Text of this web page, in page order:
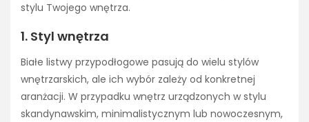
stylu Twojego wnętrza.
1. Styl wnętrza
Białe listwy przypodłogowe pasują do wielu stylów
wnętrzarskich, ale ich wybór zależy od konkretnej
aranżacji. W przypadku wnętrz urządzonych w stylu
skandynawskim, minimalistycznym lub nowoczesnym,